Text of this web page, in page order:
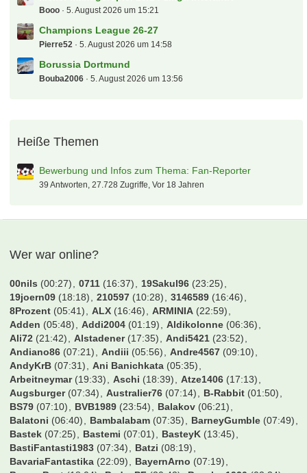
Adden 5. August 2026 um 22:20
Der Biete und Suche "Deutsche - Bahn - Sparfred"
Aktionen und Gutscheine
Servus an Alle
Sportallrounder85
el-barto71 5. August 2026 um 16:51
Der tooor Laberfred
Sammelsuchfred Darts WM 26/27 - Ally Pally
kicker managerspiel 23/24 1.liga interaktiv
Booo 5. August 2026 um 15:21
Champions League 26-27
Pierre52 5. August 2026 um 14:58
Borussia Dortmund
Bouba2006 5. August 2026 um 13:56
Heiße Themen
Bewerbung und Infos zum Thema: Fan-Reporter